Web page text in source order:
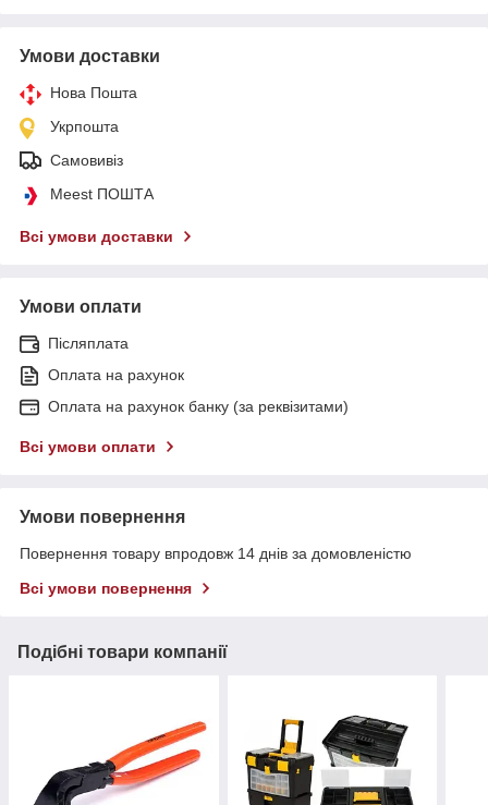
Умови доставки
Нова Пошта
Укрпошта
Самовивіз
Meest ПОШТА
Всі умови доставки
Умови оплати
Післяплата
Оплата на рахунок
Оплата на рахунок банку (за реквізитами)
Всі умови оплати
Умови повернення
Повернення товару впродовж 14 днів за домовленістю
Всі умови повернення
Подібні товари компанії